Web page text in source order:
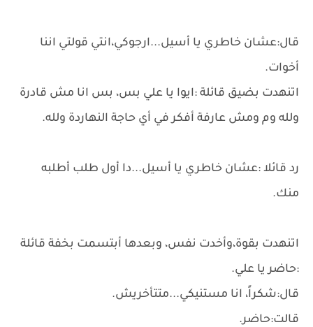
قال:عشان خاطري يا أسيل...ارجوكي،انتي قولتي اننا
أخوات.
اتنهدت بضيق قائلة :ايوا يا علي بس، بس انا مش قادرة
ولله وم ومش عارفة أفكر في أي حاجة النهاردة ولله.
رد قائلا :عشان خاطري يا أسيل...دا أول طلب أطلبه
منك.
اتنهدت بقوة،وأخدت نفس، وبعدها أبتسمت بخفة قائلة
:حاضر يا علي.
قال:شكراً، انا مستنيكي...متتأخريش.
قالت:حاضر.